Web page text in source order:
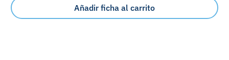
Añadir ficha al carrito